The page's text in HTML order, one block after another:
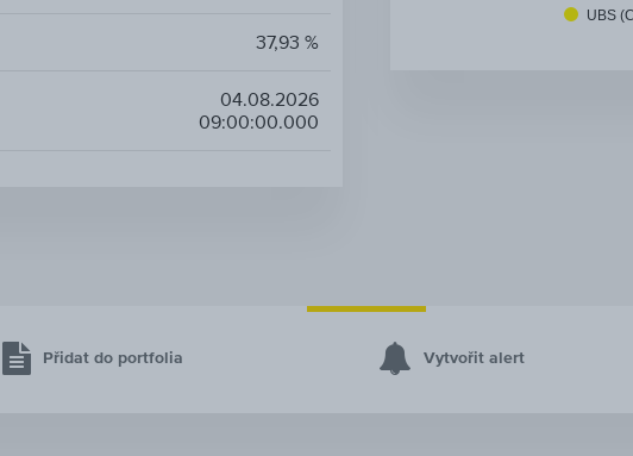
37,93 %
04.08.2026
09:00:00.000
UBS
Přidat do portfolia Vytvořit alert